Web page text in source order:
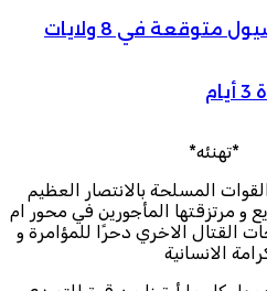
متوقعة في 8 ولايات
المسلحة بالانتصار العظيم
و مرتزقتها المأجورين في محور ام
القتال الاخري دحرًا للمؤامرة و
الانسانية